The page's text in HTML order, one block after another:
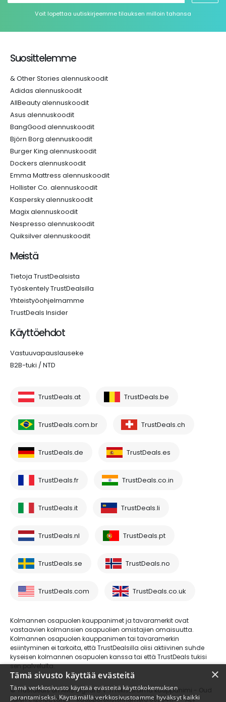
Voit lopettaa uutiskirjeemme tilauksen milloin tahansa
Suosittelemme
& Other Stories alennuskoodit
Adidas alennuskoodit
AllBeauty alennuskoodit
Asus alennuskoodit
BangGood alennuskoodit
Björn Borg alennuskoodit
Burger King alennuskoodit
Dockers alennuskoodit
Emma Mattress alennuskoodit
Hollister Co. alennuskoodit
Kaspersky alennuskoodit
Magix alennuskoodit
Nespresso alennuskoodit
Quiksilver alennuskoodit
Meistä
Tietoja TrustDealsista
Työskentely TrustDealsilla
Yhteistyöohjelmamme
TrustDeals Insider
Käyttöehdot
Vastuuvapauslauseke
B2B-tuki / NTD
TrustDeals.at TrustDeals.be
TrustDeals.com.br TrustDeals.ch
TrustDeals.de TrustDeals.es
TrustDeals.fr TrustDeals.co.in
TrustDeals.it TrustDeals.li
TrustDeals.nl TrustDeals.pt
TrustDeals.se TrustDeals.no
TrustDeals.com TrustDeals.co.uk
Kolmannen osapuolen kauppanimet ja tavaramerkit ovat
vastaavien kolmansien osapuolien omistajien omaisuutta.
Kolmannen osapuolen kauppanimen tai tavaramerkin
esiintyminen ei tarkoita, että TrustDealsilla olisi aktiivinen suhde
kyseisen kolmannen osapuolen kanssa tai että TrustDeals tukisi
sen palveluita.
© Trustdeals on AMS Digital B.V.:n rekisteröimä kauppanimi - Oud
Laren 1, 1251BL, Laren - kaupparekisterinumero 80264174 - ALV-
×
Tämä sivusto käyttää evästeitä
Tämä verkkosivusto käyttää evästeitä käyttökokemuksen
parantamiseksi. Käyttämällä verkkosivustoamme hyväksyt kaikki